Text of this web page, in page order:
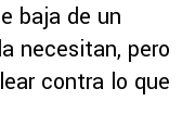
baja de un
necesitan, pero
contra lo que